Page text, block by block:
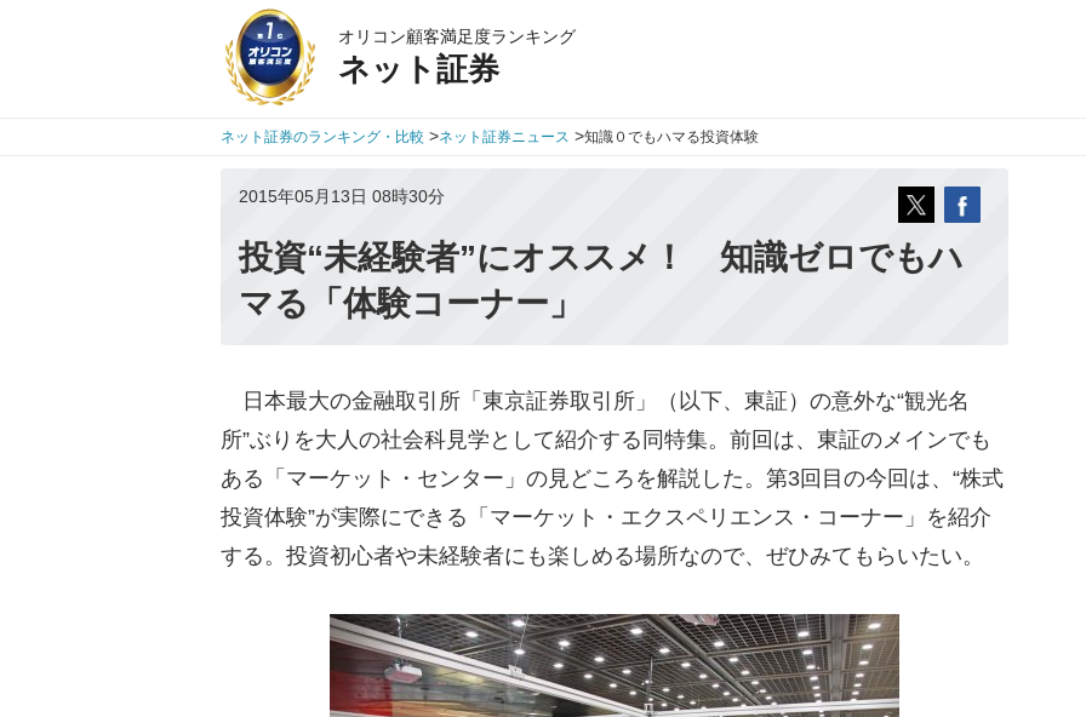
オリコン顧客満足度ランキング
ネット証券
ネット証券のランキング・比較 >ネット証券ニュース >知識０でもハマる投資体験
2015年05月13日 08時30分
投資“未経験者”にオススメ！ 知識ゼロでもハ
マる「体験コーナー」
日本最大の金融取引所「東京証券取引所」（以下、東証）の意外な“観光名
所”ぶりを大人の社会科見学として紹介する同特集。前回は、東証のメインでも
ある「マーケット・センター」の見どころを解説した。第3回目の今回は、“株式
投資体験”が実際にできる「マーケット・エクスペリエンス・コーナー」を紹介
する。投資初心者や未経験者にも楽しめる場所なので、ぜひみてもらいたい。